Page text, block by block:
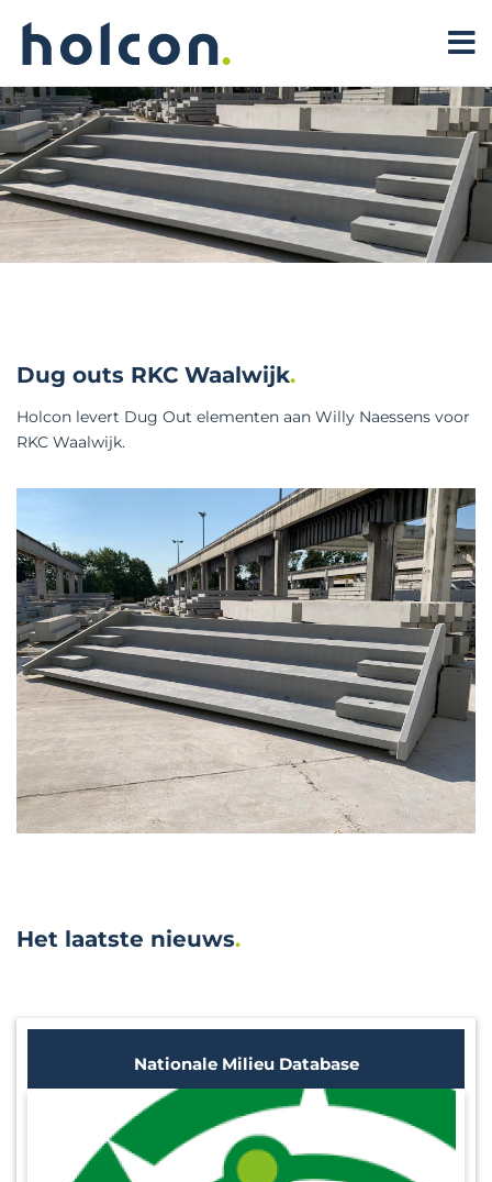
Dug outs RKC Waalwijk
Holcon levert Dug Out elementen aan Willy Naessens voor
RKC Waalwijk.
Het laatste nieuws
Nationale Milieu Database